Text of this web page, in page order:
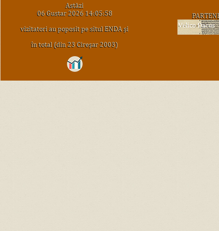
Astăzi
06 Gustar 2026 14:05:58
vizitatori au poposit pe situl ENDA şi
în total (din 23 Cireşar 2003)